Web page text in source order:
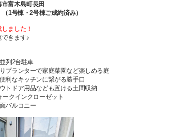
市富木島町長田
号棟・2号棟ご成約済み）
ました！
きます♪
列2台駐車
プランターで家庭菜園など楽しめる庭
利なキッチンに繋がる勝手口
トドア用品なども置ける土間収納
ークインクローゼット
バルコニー